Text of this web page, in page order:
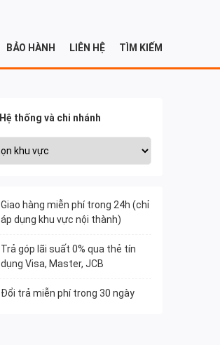
BẢO HÀNH LIÊN HỆ TÌM KIẾM
Hệ thống và chi nhánh
Giao hàng miễn phí trong 24h (chỉ
áp dụng khu vực nội thành)
Trả góp lãi suất 0% qua thẻ tín
dụng Visa, Master, JCB
Đổi trả miễn phí trong 30 ngày